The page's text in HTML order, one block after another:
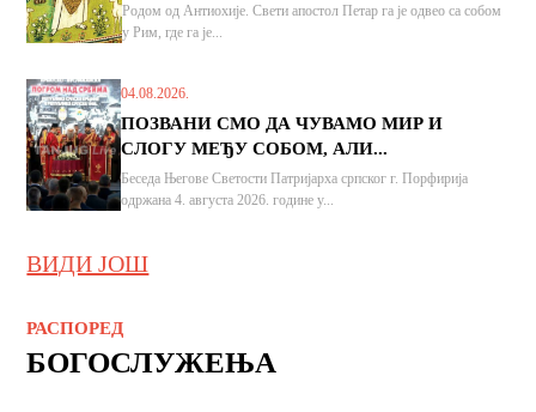
Родом од Антиохије. Свети апостол Петар га је одвео са собом
у Рим, где га је...
04.08.2026.
ПОЗВАНИ СМО ДА ЧУВАМО МИР И
СЛОГУ МЕЂУ СОБОМ, АЛИ...
Беседа Његове Светости Патријарха српског г. Порфирија
одржана 4. августа 2026. године у...
ВИДИ ЈОШ
РАСПОРЕД
БОГОСЛУЖЕЊА